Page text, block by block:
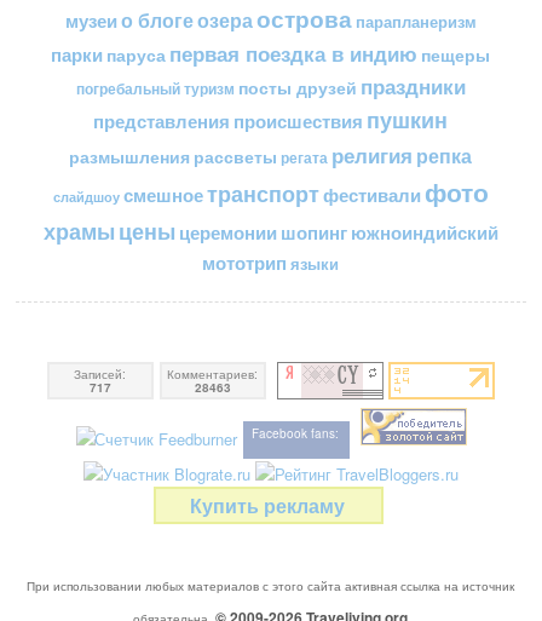
музеи о блогеозераострова парапланеризм
парки паруса первая поездка в индию пещеры
погребальный туризм посты друзей праздники
представления происшествия пушкин
размышления рассветы регата религия репка
слайдшоу смешноетранспортфестивали фото
храмы цены церемонии шопингюжноиндийский
мототрип языки
Записей:
717
Комментариев:
28463
Facebook fans:
Купить рекламу
При использовании любых материалов с этого сайта активная ссылка на источник